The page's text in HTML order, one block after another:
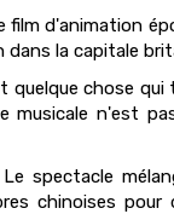
film d'animation
la capitale
chose
musicale n'est
spectacle
chinoises pour